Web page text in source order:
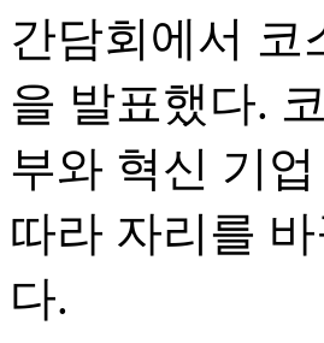
간담회에서 코
을 발표했다.
부와 혁신 기
따라 자리를
다.